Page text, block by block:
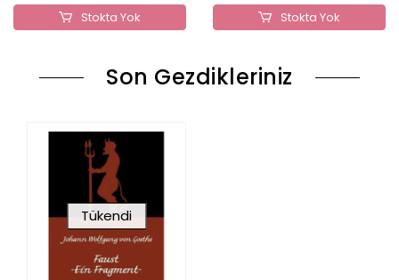
Stokta Yok Stokta Yok
Son Gezdikleriniz
Tükendi